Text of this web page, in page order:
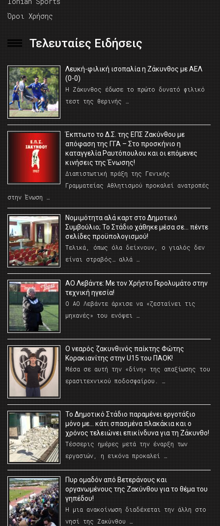
Όροι Χρήσης
Τελευταίες Ειδήσεις
Λευκή-φιλική ισοπαλία η Ζάκυνθος με ΑΕΛ
(0-0)
Η Ζάκυνθος έδωσε το πρώτο δυνατό φιλικό
τεστ της θερινής …
Έκπτωτο το Δ.Σ. της ΕΠΣ Ζακύνθου με
απόφαση της ΓΓΑ – Στο προσκήνιο η
καταγγελία Ραυτόπουλου και οι επόμενες
κινήσεις της Ένωσης!
Διαπιστωτική πράξη της Γενικής
Γραμματείας Αθλητισμού προκαλεί ανατροπές
στην Ένωση …
Νομιμότητα αλά καρτ στο Δημοτικό
Συμβούλιο; Το Στάδιο χάθηκε μέσα σε… πέντε
σελίδες προϋπολογισμού!
Τελικά, όπως όλα δείχνουν, ο γιαλός δεν
είναι στραβός… αλλά …
ΑΟ Λεβάντε: Με τον Χρήστο Γερολυμάτο στην
τεχνική ηγεσία!
Ο ΑΟ Λεβάντε άρχισε να «ζεσταίνει τις
μηχανές» του ενόψει …
O νεαρός ζακυνθινός παίκτης Φώτης
Κορακιανίτης στην U15 του ΠΑΟΚ!
Μέσα σε αυτή την «δίνη» της απαξίωσης του
ερασιτεχνικού ποδοσφαίρου. …
Το Δημοτικό Στάδιο παραμένει εργοτάξιο
μόνο με… κάτι σπασμένα πλακάκια και ο
χρόνος τελειώνει επικίνδυνα για τη Ζάκυνθο!
Τέσσερις ημέρες μετά την έναρξη των
εργασιών, η εικόνα προκαλεί …
Πυρ ομαδόν από Βετεράνους και
οργανωμένους της Ζακύνθου για το θέμα του
γηπέδου!
Η μια ανακοίνωση διαδέχεται την άλλη στο
νησί της Ζακύνθου …